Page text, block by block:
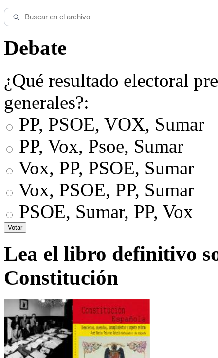
Debate
¿Qué resultado electoral
generales?:
PP, PSOE, VOX, Sumar
PP, Vox, Psoe, Sumar
Vox, PP, PSOE, Sumar
Vox, PSOE, PP, Sumar
PSOE, Sumar, PP, Vox
Lea el libro definitivo
Constitución